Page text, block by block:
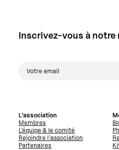
Inscrivez-vous à notre
L’association
Membres
L’équipe & le comité
Rejoindre l’association
Partenaires